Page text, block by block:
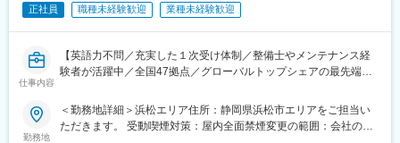
ただきます。
平均2年前後の医療機器営業プロジェクトが終了したのちは、また
別の医療機器プロジェクトに挑戦することも可能ですし、医薬品
す。
医療営業として専門性を磨き管理職を目指すのはもちろん、他事
正社員 職種未経験歓迎 業種未経験歓迎
仕事内容
【英語力不問／充実した１次受け体制／整備士やメンテナンス経
験者が活躍中／全国47拠点／グローバルトップシェアの最先端医
■業務内容：
医療画像診断装置（CT,MRI）、超音波診断装置や麻酔器
勤務地
＜勤務地詳細＞浜松エリア住所：静岡県浜松市エリアをご担当い
ただきます。 受動喫煙対策：屋内全面禁煙変更の範囲：会社の定